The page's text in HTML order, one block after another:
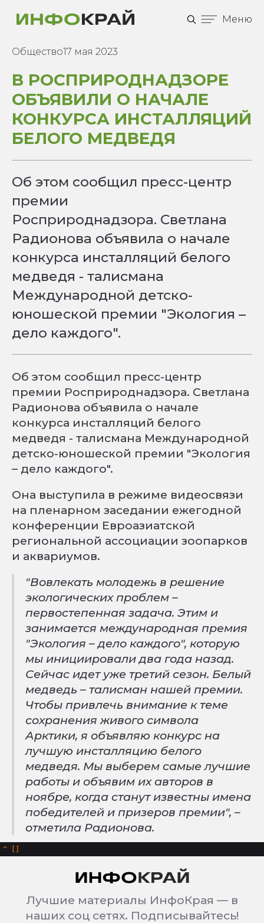
Меню
Общество17 мая 2023
В РОСПРИРОДНАДЗОРЕ
ОБЪЯВИЛИ О НАЧАЛЕ
КОНКУРСА ИНСТАЛЛЯЦИЙ
БЕЛОГО МЕДВЕДЯ
Об этом сообщил пресс-центр
премии
Росприроднадзора. Светлана
Радионова объявила о начале
конкурса инсталляций белого
медведя - талисмана
Международной детско-
юношеской премии "Экология –
дело каждого".
Об этом сообщил пресс-центр
премии Росприроднадзора. Светлана
Радионова объявила о начале
конкурса инсталляций белого
медведя - талисмана Международной
детско-юношеской премии "Экология
– дело каждого".
Она выступила в режиме видеосвязи
на пленарном заседании ежегодной
конференции Евроазиатской
региональной ассоциации зоопарков
и аквариумов.
"Вовлекать молодежь в решение
экологических проблем –
первостепенная задача. Этим и
занимается международная премия
"Экология – дело каждого", которую
мы инициировали два года назад.
Сейчас идет уже третий сезон. Белый
медведь – талисман нашей премии.
Чтобы привлечь внимание к теме
сохранения живого символа
Арктики, я объявляю конкурс на
лучшую инсталляцию белого
медведя. Мы выберем самые лучшие
работы и объявим их авторов в
ноябре, когда станут известны имена
победителей и призеров премии", –
отметила Радионова.
^
Лучшие материалы ИнфоКрая — в
наших соц сетях. Подписывайтесь!